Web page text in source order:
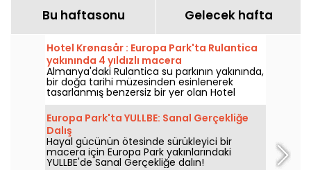
Bu haftasonu Gelecek hafta
Hotel Krønasår : Europa Park'ta Rulantica
yakınında 4 yıldızlı macera
Almanya'daki Rulantica su parkının yakınında,
bir doğa tarihi müzesinden esinlenerek
tasarlanmış benzersiz bir yer olan Hotel
Krønasår'ı keşfedin.
Europa Park'ta YULLBE: Sanal Gerçekliğe
Dalış
Hayal gücünün ötesinde sürükleyici bir
macera için Europa Park yakınlarındaki
YULLBE'de Sanal Gerçekliğe dalın!